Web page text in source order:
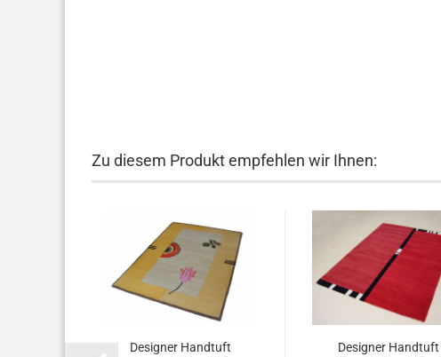
Zu diesem Produkt empfehlen wir Ihnen:
Designer Handtuft
Designer Handtuft